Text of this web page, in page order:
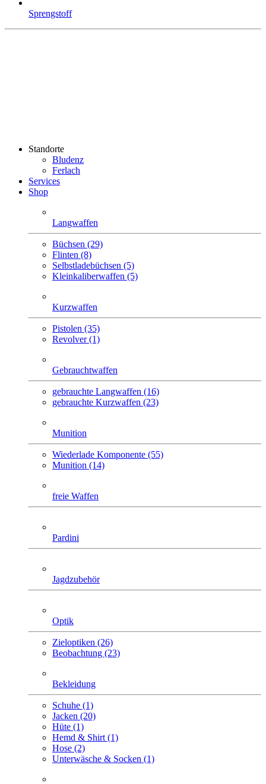
Sprengstoff
Standorte
Bludenz
Ferlach
Services
Shop
Langwaffen
Büchsen (29)
Flinten (8)
Selbstlade­büchsen (5)
Klein­kaliber­waffen (5)
Kurzwaffen
Pistolen (35)
Revolver (1)
Gebrauchtwaffen
gebrauchte Langwaffen (16)
gebrauchte Kurzwaffen (23)
Munition
Wiederlade Komponente (55)
Munition (14)
freie Waffen
Pardini
Jagdzubehör
Optik
Zieloptiken (26)
Beobachtung (23)
Bekleidung
Schuhe (1)
Jacken (20)
Hüte (1)
Hemd & Shirt (1)
Hose (2)
Unterwäsche & Socken (1)